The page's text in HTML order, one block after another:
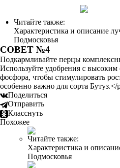
Читайте также:
Характеристика и описание
Подмосковья
СОВЕТ №4
Подкармливайте перцы
Используйте удобрения с
фосфора, чтобы стимулировать
особенно важно для сорта Бутуз.</
Поделиться
Отправить
Класснуть
Похожее
Читайте также:
Характеристика и
Подмосковья